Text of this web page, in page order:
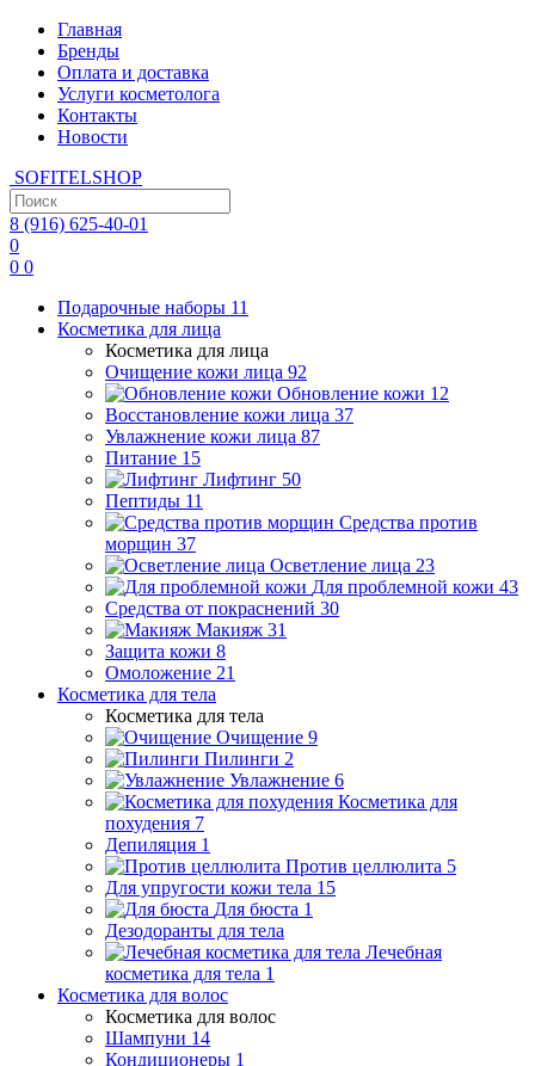
Главная
Бренды
Оплата и доставка
Услуги косметолога
Контакты
Новости
SOFITELSHOP
8 (916) 625-40-01
0
0 0
Подарочные наборы 11
Косметика для лица
Косметика для лица
Очищение кожи лица 92
Обновление кожи 12
Восстановление кожи лица 37
Увлажнение кожи лица 87
Питание 15
Лифтинг 50
Пептиды 11
Средства против
морщин 37
Осветление лица 23
Для проблемной кожи 43
Средства от покраснений 30
Макияж 31
Защита кожи 8
Омоложение 21
Косметика для тела
Косметика для тела
Очищение 9
Пилинги 2
Увлажнение 6
Косметика для
похудения 7
Депиляция 1
Против целлюлита 5
Для упругости кожи тела 15
Для бюста 1
Дезодоранты для тела
Лечебная
косметика для тела 1
Косметика для волос
Косметика для волос
Шампуни 14
Кондиционеры 1